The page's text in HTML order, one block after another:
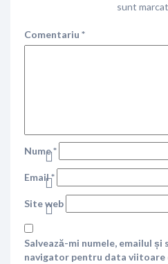
sunt
Comentariu *
Nume*
Email*
Site web
Salvează-mi numele, emailul
navigator pentru data viitoare